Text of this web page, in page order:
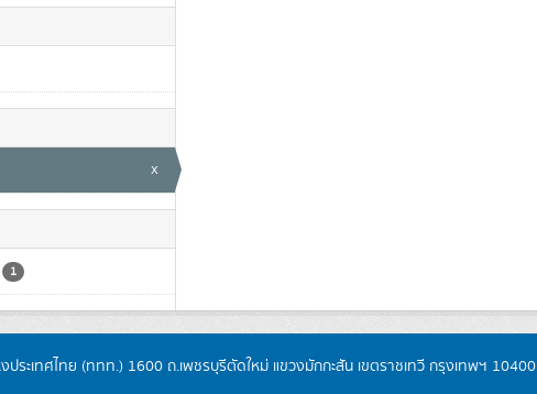
x
1
ประเทศไทย (ททท.) 1600 ถ.เพชรบุรีตัดใหม่ แขวงมักกะสัน เขตราชเทวี กรุงเทพฯ 10400